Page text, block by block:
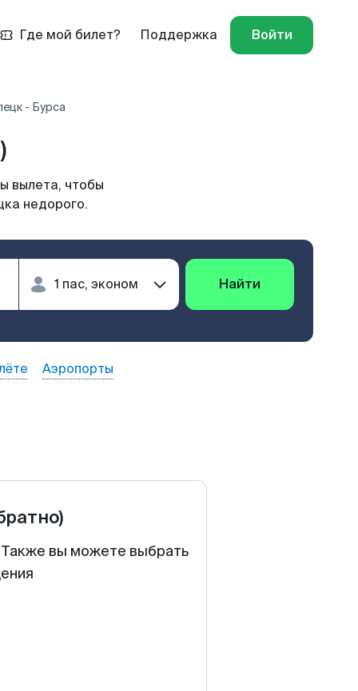
Где мой билет? Поддержка Войти
- Бурса
вылета, чтобы
недорого.
Найти
Аэропорты
Также вы можете выбрать